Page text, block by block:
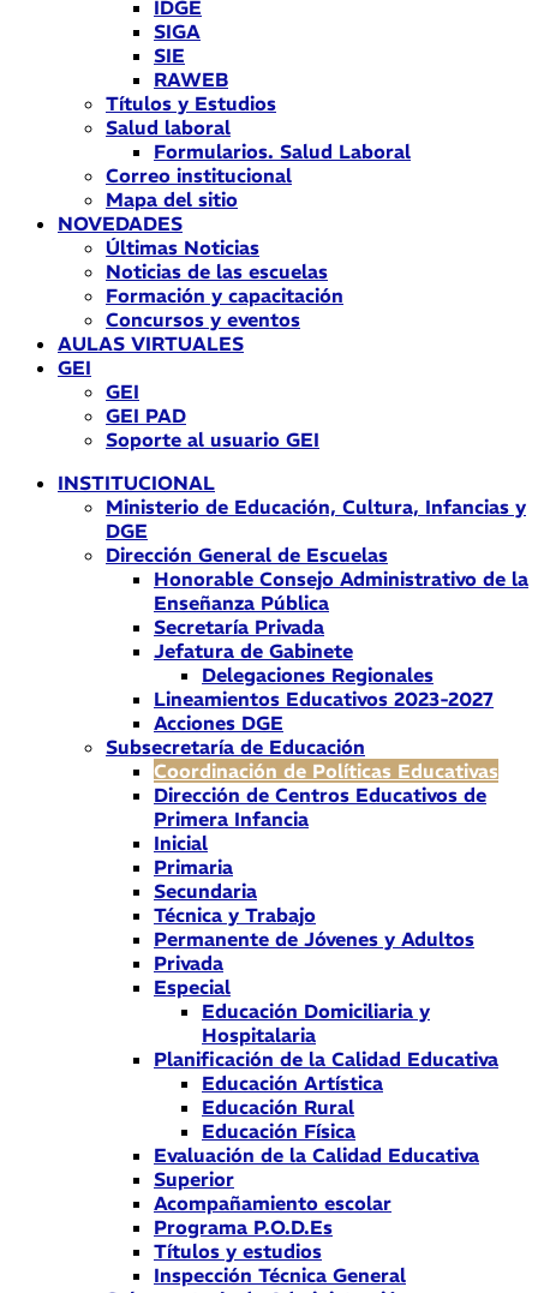
IDGE
SIGA
SIE
RAWEB
Títulos y Estudios
Salud laboral
Formularios. Salud Laboral
Correo institucional
Mapa del sitio
NOVEDADES
Últimas Noticias
Noticias de las escuelas
Formación y capacitación
Concursos y eventos
AULAS VIRTUALES
GEI
GEI
GEI PAD
Soporte al usuario GEI
INSTITUCIONAL
Ministerio de Educación, Cultura, Infancias y
DGE
Dirección General de Escuelas
Honorable Consejo Administrativo de la
Enseñanza Pública
Secretaría Privada
Jefatura de Gabinete
Delegaciones Regionales
Lineamientos Educativos 2023-2027
Acciones DGE
Subsecretaría de Educación
Coordinación de Políticas Educativas
Dirección de Centros Educativos de
Primera Infancia
Inicial
Primaria
Secundaria
Técnica y Trabajo
Permanente de Jóvenes y Adultos
Privada
Especial
Educación Domiciliaria y
Hospitalaria
Planificación de la Calidad Educativa
Educación Artística
Educación Rural
Educación Física
Evaluación de la Calidad Educativa
Superior
Acompañamiento escolar
Programa P.O.D.Es
Títulos y estudios
Inspección Técnica General